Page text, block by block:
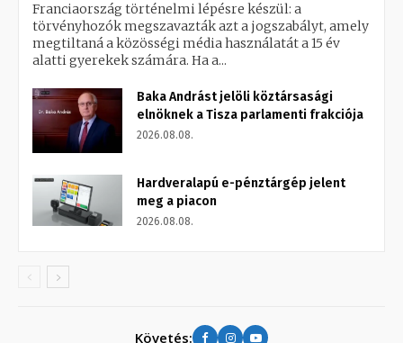
Franciaország történelmi lépésre készül: a
törvényhozók megszavazták azt a jogszabályt, amely
megtiltaná a közösségi média használatát a 15 év
alatti gyerekek számára. Ha a...
Baka Andrást jelöli köztársasági
elnöknek a Tisza parlamenti frakciója
2026.08.08.
Hardveralapú e-pénztárgép jelent
meg a piacon
2026.08.08.
Követés: